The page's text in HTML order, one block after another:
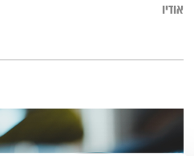
לשרוד?
אודיו